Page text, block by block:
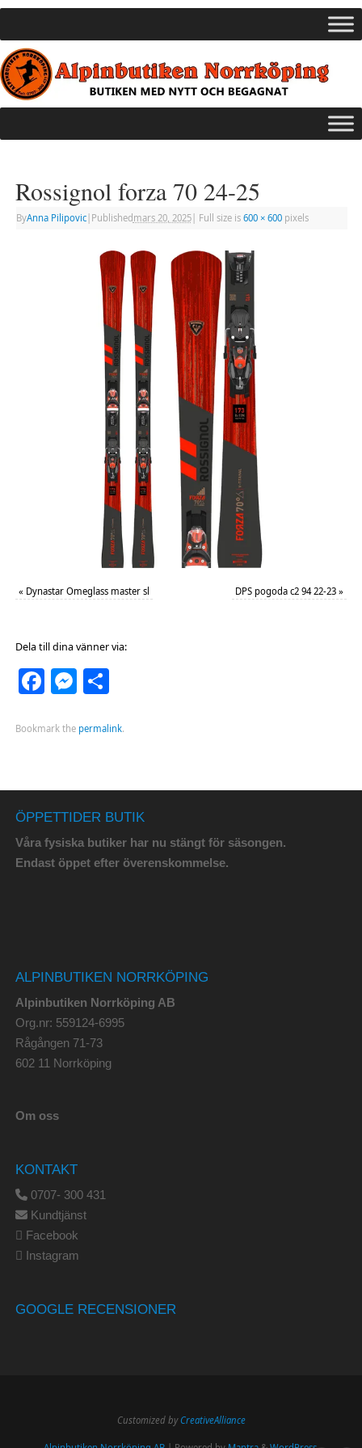
Rossignol forza 70 24-25
ByAnna Pilipovic| Published mars 20, 2025| Full size is 600 × 600pixels
« Dynastar Omeglass master sl DPS pogoda c2 94 22-23 »
Dela till dina vänner via:
Facebook
Messenger
Dela
Bookmark the permalink.
ÖPPETTIDER BUTIK
Våra fysiska butiker har nu stängt för säsongen.
Endast öppet efter överenskommelse.
ALPINBUTIKEN NORRKÖPING
Alpinbutiken Norrköping AB
Org.nr: 559124-6995
Rågången 71-73
602 11 Norrköping
Om oss
KONTAKT
0707- 300 431
Kundtjänst
Facebook
Instagram
GOOGLE RECENSIONER
Customized byCreativeAlliance